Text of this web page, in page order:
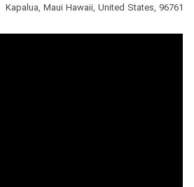
Kapalua, Maui Hawaii, United States, 96761